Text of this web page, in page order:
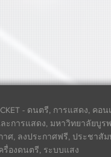
- ดนตรี, การแสดง, คอ
ะการแสดง, มหาวิทยาลัยบูร
าศ, ลงประกาศฟรี, ประชาสั
ครื่องดนตรี, ระบบแสง